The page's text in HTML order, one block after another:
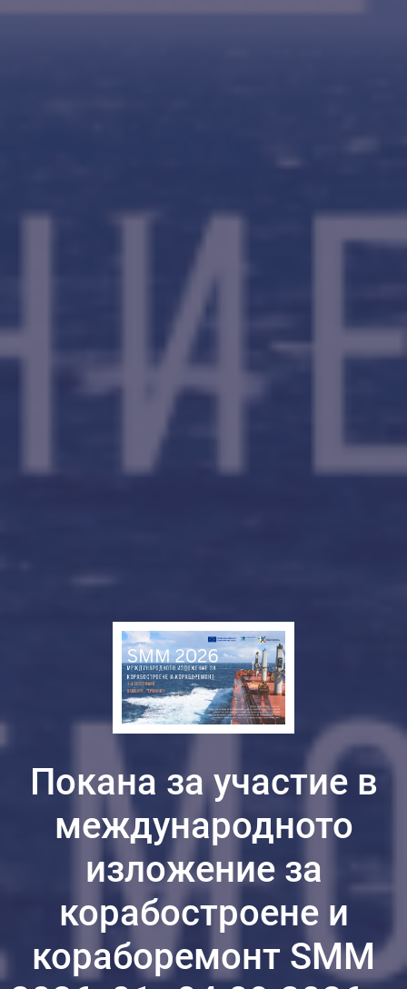
Покана за участие в
международното
изложение за
корабостроене и
кораборемонт SMM